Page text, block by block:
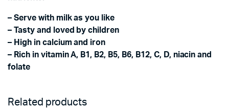
– Serve with milk as you like
– Tasty and loved by children
– High in calcium and iron
– Rich in vitamin A, B1, B2, B5, B6, B12, C, D, niacin and
folate
Related products